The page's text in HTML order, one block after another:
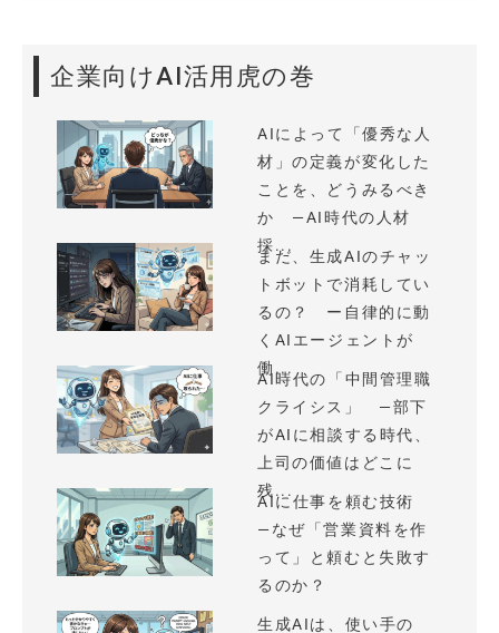
企業向けAI活用虎の巻
AIによって「優秀な人
材」の定義が変化した
ことを、どうみるべき
か —AI時代の人材
採...
まだ、生成AIのチャッ
トボットで消耗してい
るの？ ー自律的に動
くAIエージェントが
働...
AI時代の「中間管理職
クライシス」 —部下
がAIに相談する時代、
上司の価値はどこに
残...
AIに仕事を頼む技術
—なぜ「営業資料を作
って」と頼むと失敗す
るのか？
生成AIは、使い手の